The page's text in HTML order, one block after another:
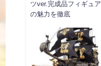
ツver.完成品フィギュア
の魅力を徹底